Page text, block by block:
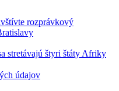
rozprávkový
stretávajú štyri štáty Afriky
údajov